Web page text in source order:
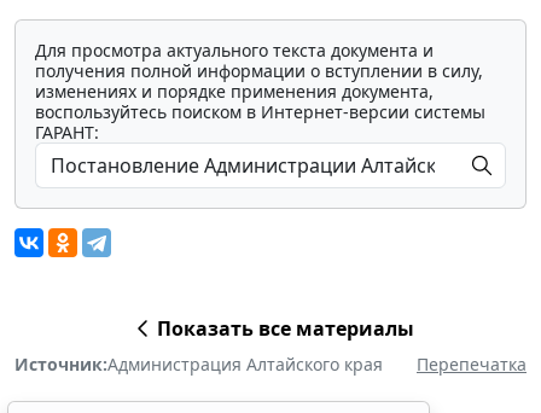
Для просмотра актуального текста документа и
получения полной информации о вступлении в силу,
изменениях и порядке применения документа,
воспользуйтесь поиском в Интернет-версии системы
ГАРАНТ:
Показать все материалы
Источник:Администрация Алтайского края Перепечатка